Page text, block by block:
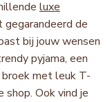
luxe
gegarandeerd de
bij jouw wensen
pyjama, een
met leuk T-
Ook vind je